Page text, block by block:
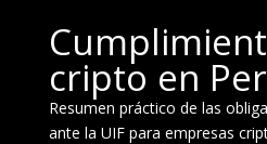
cripto en
Resumen práctico de las
ante la UIF para empresas